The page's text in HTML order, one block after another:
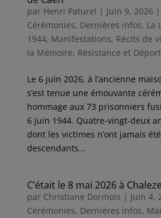
par Henri Paturel | Juin 9, 2026 |
Cérémonies, Dernières infos, La
1944, Manifestations, Récits de
la Mémoire, Résistance et
Le 6 juin 2026, à l’ancienne
s’est tenue une émouvante
hommage aux 73 prisonniers
6 juin 1944. Quatre-vingt-deux
dont les victimes n’ont jamais
descendants...
C’était le 8 mai 2026 à
par Christiane Dormois | Juin 4,
Cérémonies, Dernières infos,